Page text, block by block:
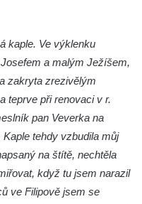
– Pieta
– Šimon
kaple. Ve výklenku
a malým Ježíšem,
zakryta zrezivělým
teprve při renovaci v r.
pan Veverka na
tehdy vzbudila můj
na štítě, nechtěla
když tu jsem narazil
ve Filipově jsem se